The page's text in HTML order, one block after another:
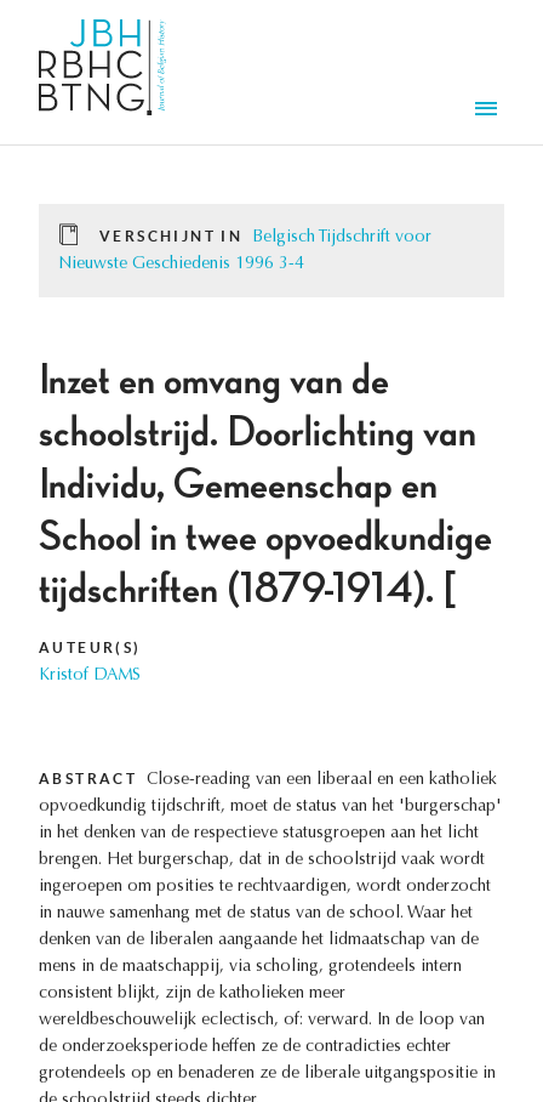
VERSCHIJNT IN
Belgisch Tijdschrift voor
Nieuwste Geschiedenis 1996 3-4
Inzet en omvang van de
schoolstrijd. Doorlichting van
Individu, Gemeenschap en
School in twee opvoedkundige
tijdschriften (1879-1914). [
AUTEUR(S)
Kristof DAMS
ABSTRACT
Close-reading van een liberaal en een katholiek
opvoedkundig tijdschrift, moet de status van het 'burgerschap'
in het denken van de respectieve statusgroepen aan het licht
brengen. Het burgerschap, dat in de schoolstrijd vaak wordt
ingeroepen om posities te rechtvaardigen, wordt onderzocht
in nauwe samenhang met de status van de school. Waar het
denken van de liberalen aangaande het lidmaatschap van de
mens in de maatschappij, via scholing, grotendeels intern
consistent blijkt, zijn de katholieken meer
wereldbeschouwelijk eclectisch, of: verward. In de loop van
de onderzoeksperiode heffen ze de contradicties echter
grotendeels op en benaderen ze de liberale uitgangspositie in